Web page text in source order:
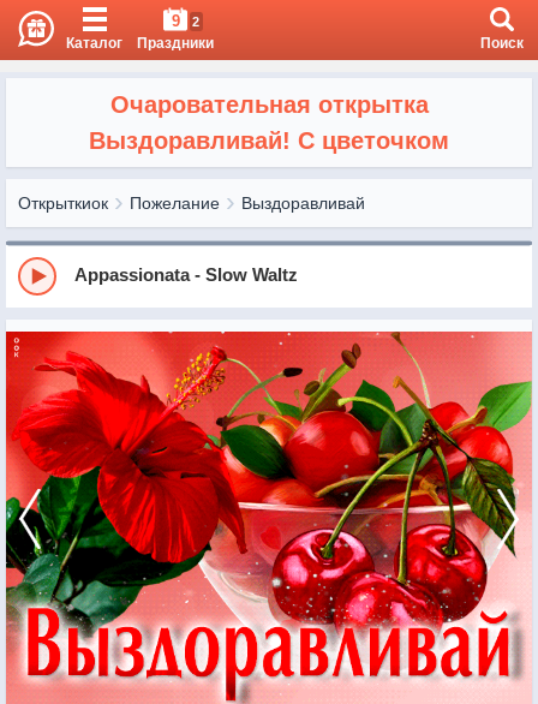
Каталог
9 2
Праздники Поиск
Очаровательная открытка
Выздоравливай! С цветочком
Открыткиок Пожелание Выздоравливай
Appassionata - Slow Waltz